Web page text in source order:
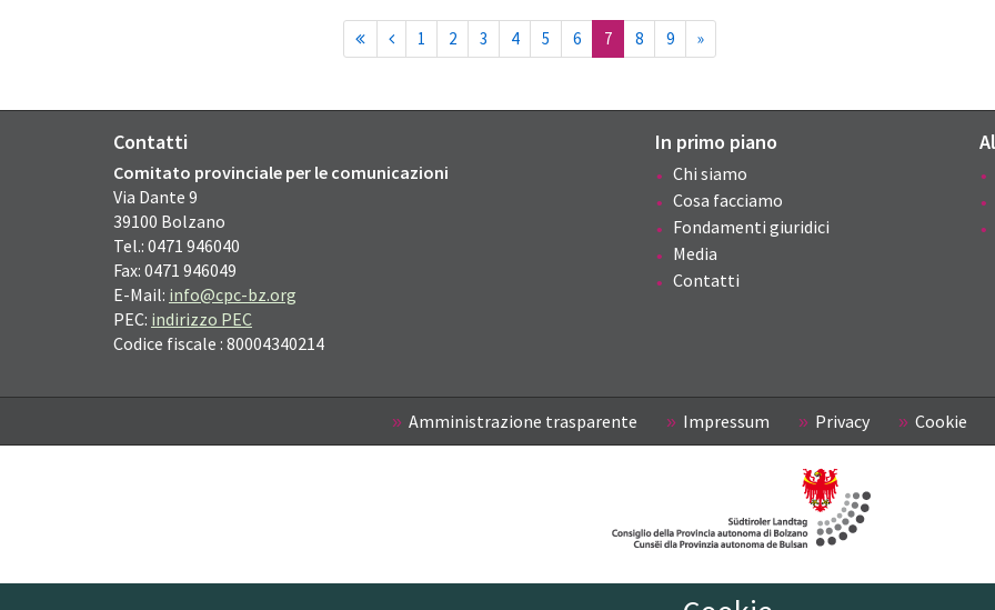
1 2 3 4 5 6 7(current)
8 9 »
Contatti
Comitato provinciale per le comunicazioni
Via Dante 9
39100 Bolzano
Tel.: 0471 946040
Fax: 0471 946049
E-Mail: info@cpc-bz.org
PEC: indirizzo PEC
Codice fiscale : 80004340214
In primo piano
Chi siamo
Cosa facciamo
Fondamenti giuridici
Media
Contatti
Amministrazione trasparente Impressum Privacy Cookie